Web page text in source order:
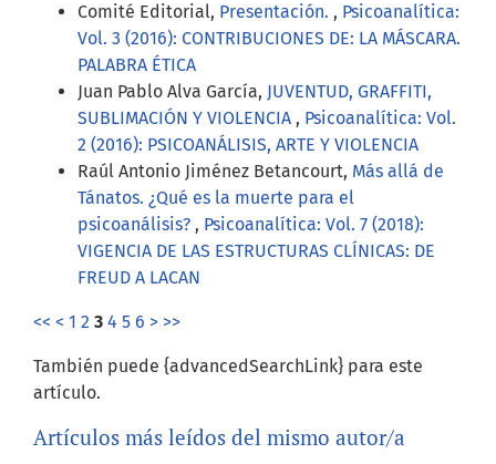
Comité Editorial, Presentación. , Psicoanalítica:
Vol. 3 (2016): CONTRIBUCIONES DE: LA MÁSCARA.
PALABRA ÉTICA
Juan Pablo Alva García, JUVENTUD, GRAFFITI,
SUBLIMACIÓN Y VIOLENCIA , Psicoanalítica: Vol.
2 (2016): PSICOANÁLISIS, ARTE Y VIOLENCIA
Raúl Antonio Jiménez Betancourt, Más allá de
Tánatos. ¿Qué es la muerte para el
psicoanálisis? , Psicoanalítica: Vol. 7 (2018):
VIGENCIA DE LAS ESTRUCTURAS CLÍNICAS: DE
FREUD A LACAN
<< < 1 2 3 4 5 6 > >>
También puede {advancedSearchLink} para este
artículo.
Artículos más leídos del mismo autor/a